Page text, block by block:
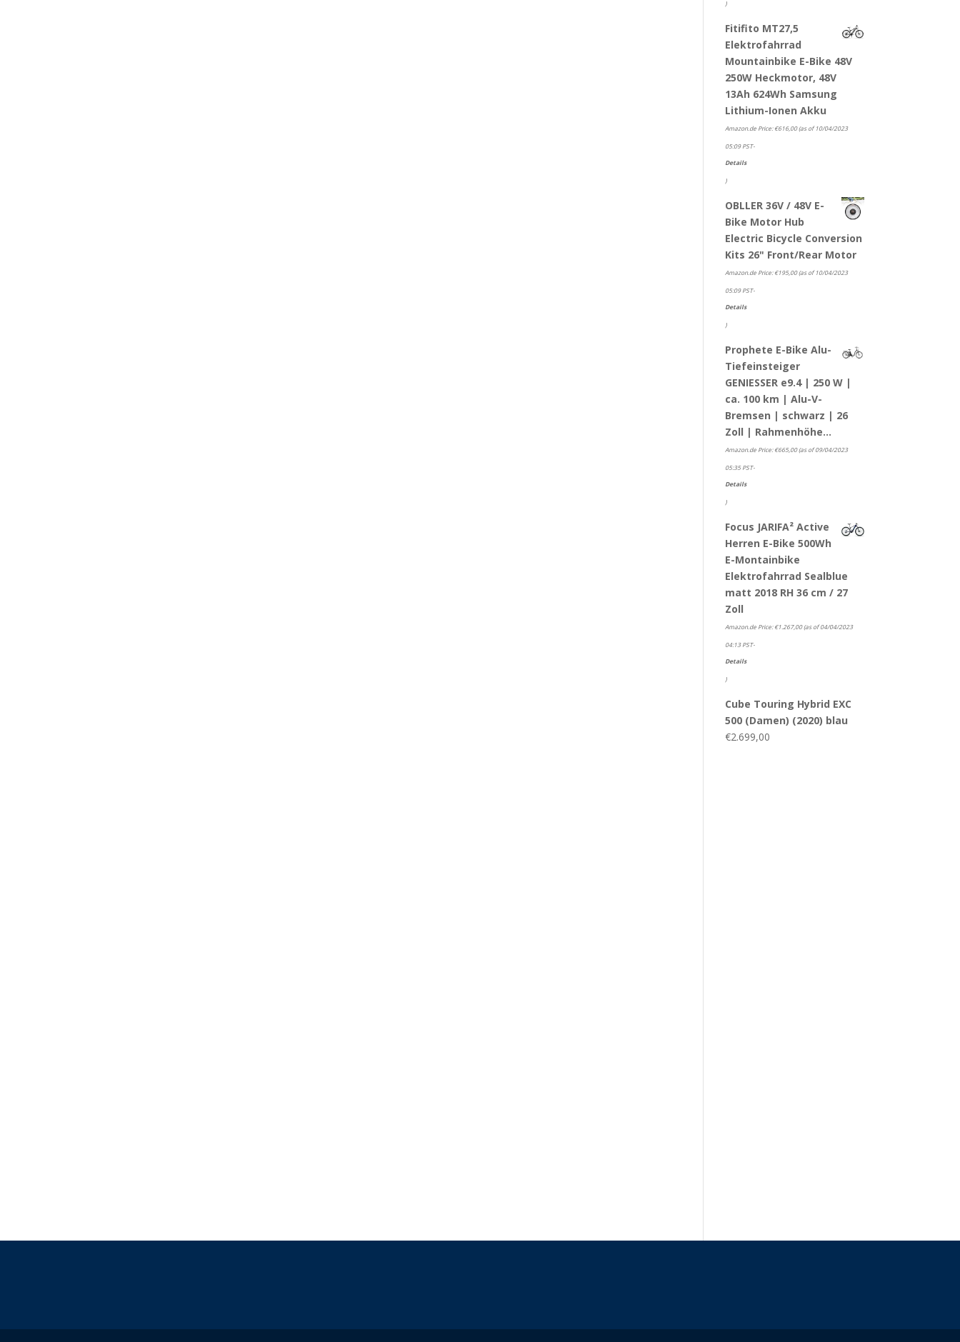
)
Fitifito MT27,5
Elektrofahrrad
Mountainbike E-Bike 48V
250W Heckmotor, 48V
13Ah 624Wh Samsung
Lithium-Ionen Akku
Amazon.de Price:€616,00(as of 10/04/2023
05:09 PST-
Details
)
OBLLER 36V / 48V E-
Bike Motor Hub
Electric Bicycle Conversion
Kits 26" Front/Rear Motor
Amazon.de Price:€195,00(as of 10/04/2023
05:09 PST-
Details
)
Prophete E-Bike Alu-
Tiefeinsteiger
GENIESSER e9.4 | 250 W |
ca. 100 km | Alu-V-
Bremsen | schwarz | 26
Zoll | Rahmenhöhe…
Amazon.de Price:€665,00(as of 09/04/2023
05:35 PST-
Details
)
Focus JARIFA² Active
Herren E-Bike 500Wh
E-Montainbike
Elektrofahrrad Sealblue
matt 2018 RH 36 cm / 27
Zoll
Amazon.de Price:€1.267,00(as of 04/04/2023
04:13 PST-
Details
)
Cube Touring Hybrid EXC
500 (Damen) (2020) blau
€2.699,00